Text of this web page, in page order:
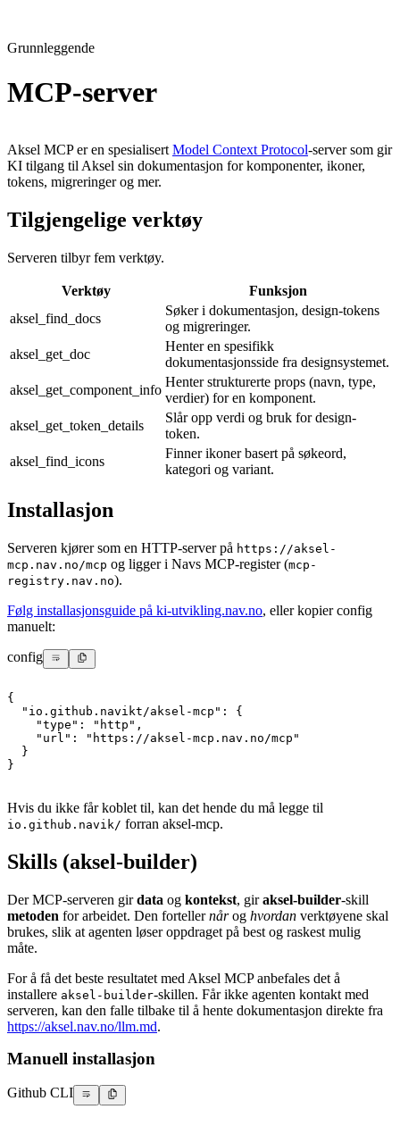
Grunnleggende
MCP-server
Aksel MCP er en spesialisert Model Context Protocol-server som gir
KI tilgang til Aksel sin dokumentasjon for komponenter, ikoner,
tokens, migreringer og mer.
Tilgjengelige verktøy
Serveren tilbyr fem verktøy.
Verktøy
Funksjon
aksel_find_docs
Søker i dokumentasjon, design-tokens
og migreringer.
aksel_get_doc
Henter en spesifikk
dokumentasjonsside fra designsystemet.
aksel_get_component_info
Henter strukturerte props (navn, type,
verdier) for en komponent.
aksel_get_token_details
Slår opp verdi og bruk for design-
token.
aksel_find_icons
Finner ikoner basert på søkeord,
kategori og variant.
Installasjon
Serveren kjører som en HTTP-server på https://aksel-
mcp.nav.no/mcp og ligger i Navs MCP-register (mcp-
registry.nav.no).
Følg installasjonsguide på ki-utvikling.nav.no, eller kopier config
manuelt:
config
{
"io.github.navikt/aksel-mcp" :
{
"type" : "http" ,
"url" :
"https://aksel-mcp.nav.no/mcp"
}
}
Hvis du ikke får koblet til, kan det hende du må legge til
io.github.navik/ forran aksel-mcp.
Skills (aksel-builder)
Der MCP-serveren girdata og kontekst, giraksel-builder-skill
metoden for arbeidet. Den fortellernårog hvordan verktøyene skal
brukes, slik at agenten løser oppdraget på best og raskest mulig
måte.
For å få det beste resultatet med Aksel MCP anbefales det å
installere aksel-builder-skillen. Får ikke agenten kontakt med
serveren, kan den falle tilbake til å hente dokumentasjon direkte fra
https://aksel.nav.no/llm.md.
Manuell installasjon
Github CLI